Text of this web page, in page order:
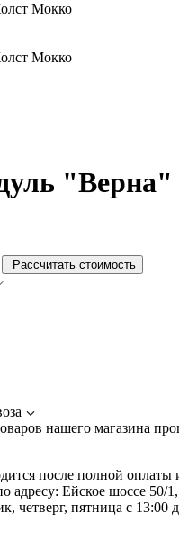
Мокко
Мокко
"Верна"
Рассчитать стоимость
нашего магазина
после полной оплаты
адресу: Ейское шоссе 50/
четверг, пятница с 13:00